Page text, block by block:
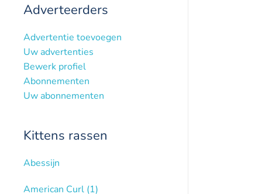
Adverteerders
Advertentie toevoegen
Uw advertenties
Bewerk profiel
Abonnementen
Uw abonnementen
Kittens rassen
Abessijn
American Curl (1)